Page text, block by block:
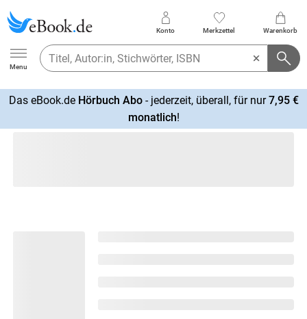
Ebook.de
Menu
Konto Merkzettel Warenkorb
Das eBook.de Hörbuch Abo- jederzeit, überall, für nur7,95 €
monatlich!